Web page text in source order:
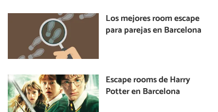
Los mejores room escape
para parejas en Barcelona
Escape rooms de Harry
Potter en Barcelona